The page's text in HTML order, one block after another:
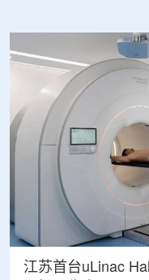
江苏首台uLinac